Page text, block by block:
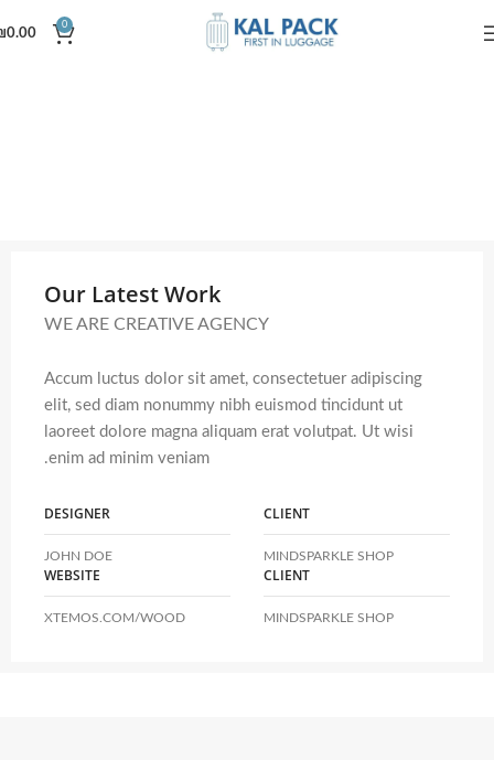
0
0.00
Our Latest Work
WE ARE CREATIVE AGENCY
Accum luctus dolor sit amet, consectetuer adipiscing
elit, sed diam nonummy nibh euismod tincidunt ut
laoreet dolore magna aliquam erat volutpat. Ut wisi
enim ad minim veniam.
CLIENT
MINDSPARKLE SHOP
DESIGNER
JOHN DOE
CLIENT
MINDSPARKLE SHOP
WEBSITE
XTEMOS.COM/WOOD